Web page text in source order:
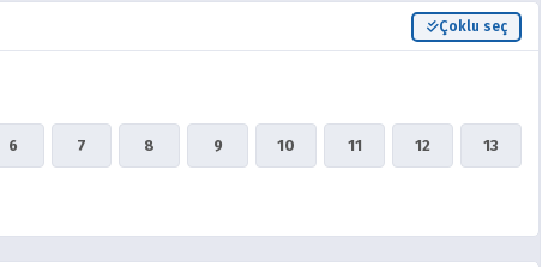
Çoklu seç
6 7 8 9 10 11 12 13